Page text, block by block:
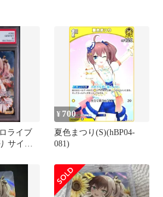
ライブ
サイン
¥ 700
夏色まつり(S)(hBP04-
081)